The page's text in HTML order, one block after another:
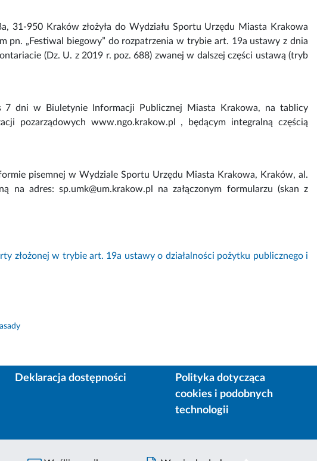
31-950 Kraków złożyła do Wydziału Sportu Urzędu Miasta Krakowa
pn. „Festiwal biegowy” do rozpatrzenia w trybie art. 19a ustawy z dnia
(Dz. U. z 2019 r. poz. 688) zwanej w dalszej części ustawą (tryb
dni w Biuletynie Informacji Publicznej Miasta Krakowa, na tablicy
pozarządowych www.ngo.krakow.pl , będącym integralną częścią
pisemnej w Wydziale Sportu Urzędu Miasta Krakowa, Kraków, al.
na adres: sp.umk@um.krakow.pl na załączonym formularzu (skan z
złożonej w trybie art. 19a ustawy o działalności pożytku publicznego i
Deklaracja dostępności
Polityka dotycząca
cookies i podobnych
technologii